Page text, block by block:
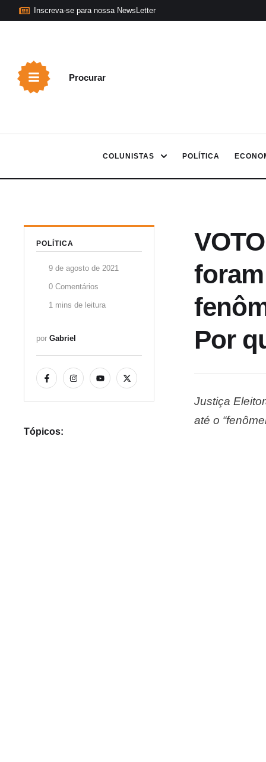
Inscreva-se para nossa NewsLetter
Procurar
COLUNISTAS POLÍTICA
POLÍTICA
9 de agosto de 2021
0 Comentários
1 mins de leitura
por Gabriel
Tópicos:
Por
Justiça
até o